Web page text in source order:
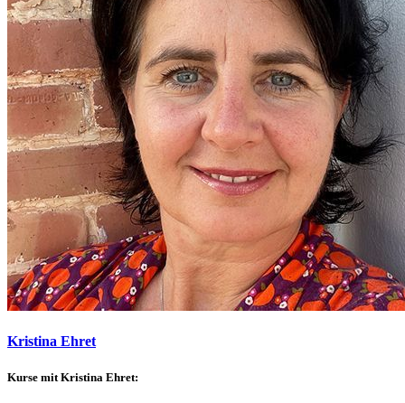
Kristina Ehret
Kurse mit Kristina Ehret: